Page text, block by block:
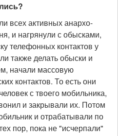
всех активных анархо-
и нагрянули с обысками,
телефонных контактов у
также делать обыски и
начали массовую
контактов. То есть они
с твоего мобильника,
и закрывали их. Потом
и отрабатывали по
пор, пока не "исчерпали"